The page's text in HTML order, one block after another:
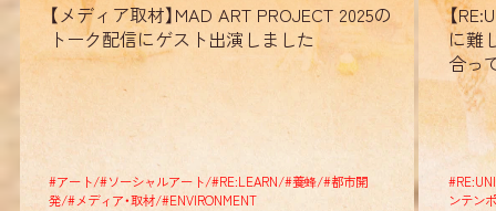
【メディア取材】MAD ART PROJECT 2025の
トーク配信にゲスト出演しました
#アート/#ソーシャルアート/#RE:LEARN/#養蜂/#都市開
発/#メディア・取材/#ENVIRONMENT
【
に難
合っ
#
ンテン